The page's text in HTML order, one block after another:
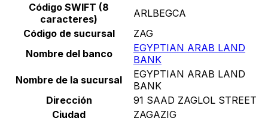
Código SWIFT (8
caracteres)
ARLBEGCA
Código de sucursal
ZAG
Nombre del banco
EGYPTIAN ARAB LAND
BANK
Nombre de la sucursal
EGYPTIAN ARAB LAND
BANK
Dirección
91 SAAD ZAGLOL STREET
Ciudad
ZAGAZIG